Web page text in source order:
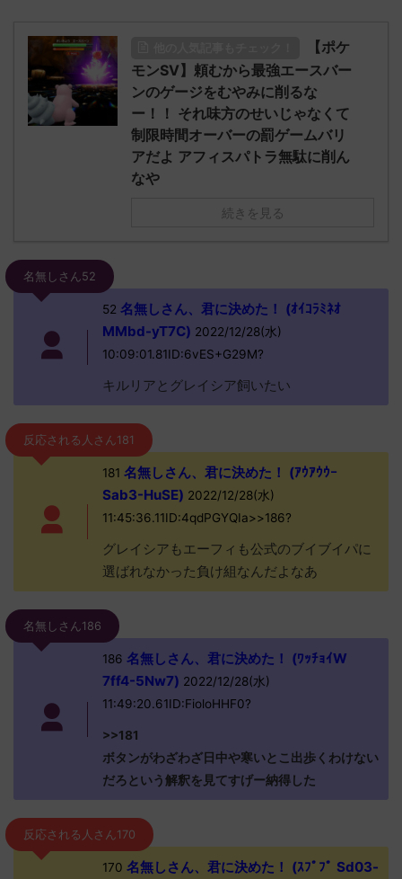
【ポケ
モンSV】頼むから最強エースバー
ンのゲージをむやみに削るな
ー！！ それ味方のせいじゃなくて
制限時間オーバーの罰ゲームバリ
アだよ アフィスパトラ無駄に削ん
なや
続きを見る
名無しさん52
52 名無しさん、君に決めた！ (ｵｲｺﾗﾐﾈｵ
MMbd-yT7C) 2022/12/28(水)
10:09:01.81ID:6vES+G29M?
キルリアとグレイシア飼いたい
反応される人さん181
181 名無しさん、君に決めた！ (ｱｳｱｳｳｰ
Sab3-HuSE) 2022/12/28(水)
11:45:36.11ID:4qdPGYQIa>>186?
グレイシアもエーフィも公式のブイブイパに
選ばれなかった負け組なんだよなあ
名無しさん186
186 名無しさん、君に決めた！ (ﾜｯﾁｮｲW
7ff4-5Nw7) 2022/12/28(水)
11:49:20.61ID:FioloHHF0?
>>181
ボタンがわざわざ日中や寒いとこ出歩くわけない
だろという解釈を見てすげー納得した
反応される人さん170
170 名無しさん、君に決めた！ (ｽﾌﾟﾌﾟ Sd03-